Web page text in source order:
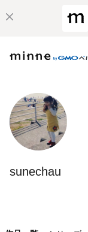
sunechau